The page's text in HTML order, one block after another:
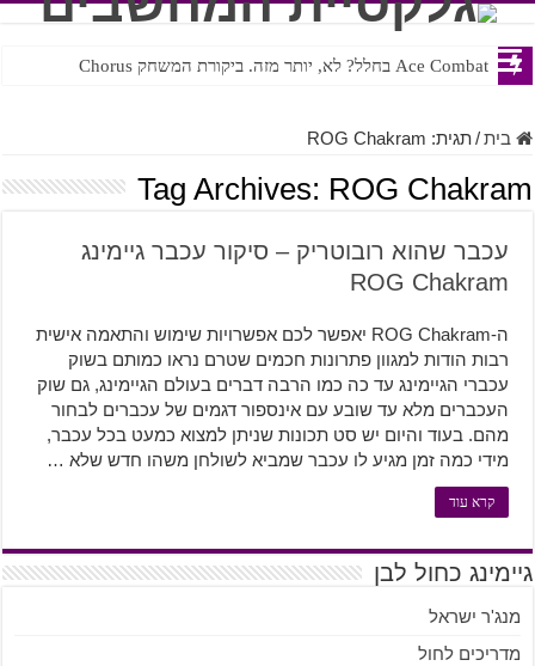
Ace Combat בחלל? לא, יותר מזה. ביקורת המשחק Chorus
בית/תגית: ROG Chakram
Tag Archives: ROG Chakram
עכבר שהוא רובוטריק – סיקור עכבר גיימינג
ROG Chakram
ה-ROG Chakram יאפשר לכם אפשרויות שימוש והתאמה אישית
רבות הודות למגוון פתרונות חכמים שטרם נראו כמותם בשוק
עכברי הגיימינג עד כה כמו הרבה דברים בעולם הגיימינג, גם שוק
העכברים מלא עד שובע עם אינספור דגמים של עכברים לבחור
מהם. בעוד והיום יש סט תכונות שניתן למצוא כמעט בכל עכבר,
מידי כמה זמן מגיע לו עכבר שמביא לשולחן משהו חדש שלא …
קרא עוד
גיימינג כחול לבן
מנג'ר ישראל
מדריכים לחול